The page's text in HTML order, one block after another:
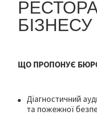
БІЗНЕСУ
ЩО ПРОПОНУЄ БЮРО
Діагностичний
та пожежної